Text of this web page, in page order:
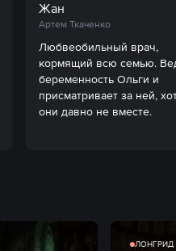
Жан
Артем Ткаченко
Любвеобильный врач,
кормящий всю семью.
беременность Ольги и
присматривает за ней,
они давно не вместе.
ЛОНГРИД